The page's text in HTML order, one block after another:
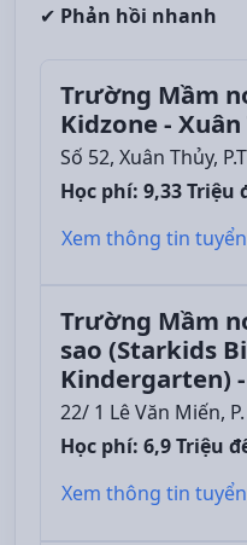
✔ Phản hồi nhanh
Trường Mầm
Kidzone -
Số 52, Xuân Thủy,
Học phí: 9,33 Triệu
Xem thông tin
Trường Mầm
sao (Starkids
Kindergarten)
22/ 1 Lê Văn Miến,
Học phí: 6,9 Triệu
Xem thông tin